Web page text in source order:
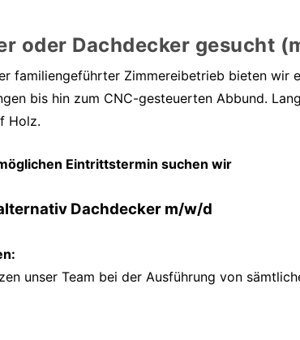
oder Dachdecker gesucht
familiengeführter Zimmereibetrieb bieten wir
bis hin zum CNC-gesteuerten Abbund.
Holz.
Eintrittstermin suchen wir
Dachdecker m/w/d
unser Team bei der Ausführung von